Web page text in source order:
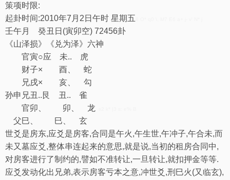
策项时限:
起卦时间:2010年7月2日午时 星期五
壬午月 癸丑日(寅卯空) 72456卦
《山泽损》《兑为泽》六神
官寅○应 未.. 虎
财子× 酉、 蛇
兄戌× 亥、 勾
孙申兄丑..艮 丑.. 雀
官卯、 卯、 龙
父巳、 巳、 玄
世爻是房东,应爻是房客,合同是午火,午生世,午冲子,午合未,而
未又墓应爻,整体串连起来的意思,就是说,当初的租房合同中,
对房客进行了制约的,譬如不准转让,一旦转让,就扣押金等等.
应爻发动化出兄弟,表示房客亏本之意,冲世爻,刑巳火(又临玄),